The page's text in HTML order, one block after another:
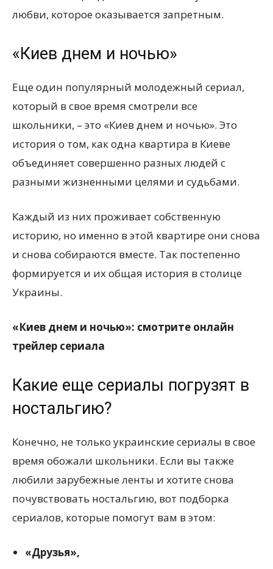
любви, которое оказывается запретным.
«Киев днем и ночью»
Еще один популярный молодежный сериал,
который в свое время смотрели все
школьники, – это «Киев днем и ночью». Это
история о том, как одна квартира в Киеве
объединяет совершенно разных людей с
разными жизненными целями и судьбами.
Каждый из них проживает собственную
историю, но именно в этой квартире они снова
и снова собираются вместе. Так постепенно
формируется и их общая история в столице
Украины.
«Киев днем и ночью»: смотрите онлайн
трейлер сериала
Какие еще сериалы погрузят в
ностальгию?
Конечно, не только украинские сериалы в свое
время обожали школьники. Если вы также
любили зарубежные ленты и хотите снова
почувствовать ностальгию, вот подборка
сериалов, которые помогут вам в этом:
«Друзья»,